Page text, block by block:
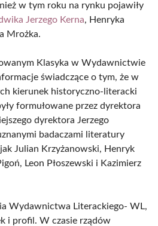
w tym roku na rynku pojawiły
Jerzego Kerna, Henryka
Mrożka.
Klasyka w Wydawnictwie
świadczące o tym, że w
kierunek historyczno-literacki
formułowane przez dyrektora
dyrektora Jerzego
badaczami literatury
Julian Krzyżanowski, Henryk
Leon Płoszewski i Kazimierz
Wydawnictwa Literackiego- WL,
i profil. W czasie rządów